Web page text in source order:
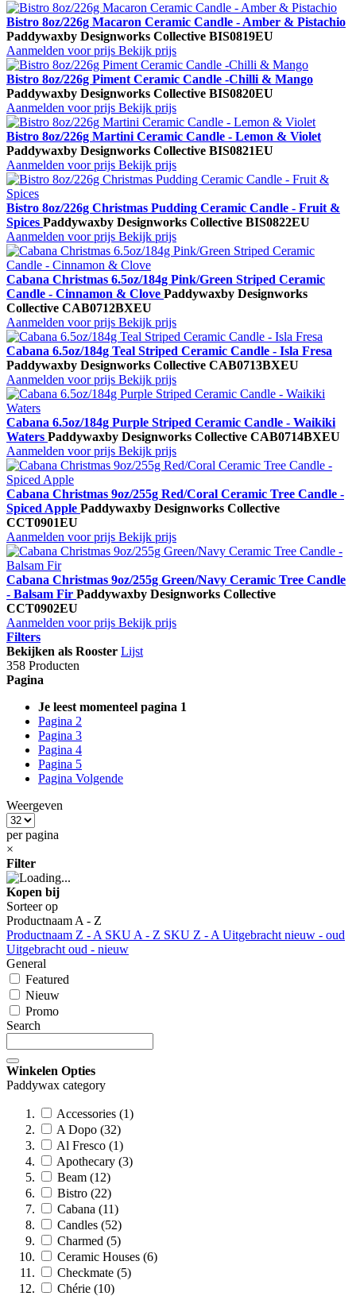
Bistro 8oz/226g Macaron Ceramic Candle - Amber & Pistachio
Paddywaxby Designworks Collective BIS0819EU
Aanmelden voor prijs Bekijk prijs
Bistro 8oz/226g Piment Ceramic Candle -Chilli & Mango
Paddywaxby Designworks Collective BIS0820EU
Aanmelden voor prijs Bekijk prijs
Bistro 8oz/226g Martini Ceramic Candle - Lemon & Violet
Paddywaxby Designworks Collective BIS0821EU
Aanmelden voor prijs Bekijk prijs
Bistro 8oz/226g Christmas Pudding Ceramic Candle - Fruit &
Spices Paddywaxby Designworks Collective BIS0822EU
Aanmelden voor prijs Bekijk prijs
Cabana Christmas 6.5oz/184g Pink/Green Striped Ceramic
Candle - Cinnamon & Clove Paddywaxby Designworks
Collective CAB0712BXEU
Aanmelden voor prijs Bekijk prijs
Cabana 6.5oz/184g Teal Striped Ceramic Candle - Isla Fresa
Paddywaxby Designworks Collective CAB0713BXEU
Aanmelden voor prijs Bekijk prijs
Cabana 6.5oz/184g Purple Striped Ceramic Candle - Waikiki
Waters Paddywaxby Designworks Collective CAB0714BXEU
Aanmelden voor prijs Bekijk prijs
Cabana Christmas 9oz/255g Red/Coral Ceramic Tree Candle -
Spiced Apple Paddywaxby Designworks Collective
CCT0901EU
Aanmelden voor prijs Bekijk prijs
Cabana Christmas 9oz/255g Green/Navy Ceramic Tree Candle
- Balsam Fir Paddywaxby Designworks Collective
CCT0902EU
Aanmelden voor prijs Bekijk prijs
Filters
Bekijken als Rooster Lijst
358 Producten
Pagina
Je leest momenteel pagina 1
Pagina 2
Pagina 3
Pagina 4
Pagina 5
Pagina Volgende
Weergeven
per pagina
×
Filter
Kopen bij
Sorteer op
Productnaam A - Z
Productnaam Z - A SKU A - Z SKU Z - A Uitgebracht nieuw - oud
Uitgebracht oud - nieuw
General
Featured
Nieuw
Promo
Search
Winkelen Opties
Paddywax category
Accessories (1)
A Dopo (32)
Al Fresco (1)
Apothecary (3)
Beam (12)
Bistro (22)
Cabana (11)
Candles (52)
Charmed (5)
Ceramic Houses (6)
Checkmate (5)
Chérie (10)